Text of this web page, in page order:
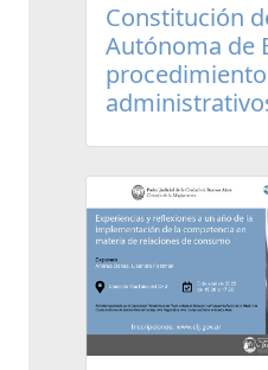
Constitución
Autónoma de